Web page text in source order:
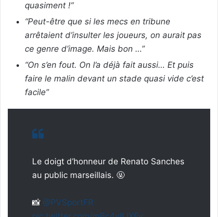
quasiment !”
“Peut-être que si les mecs en tribune
arrêtaient d’insulter les joueurs, on aurait pas
ce genre d’image. Mais bon …”
“On s’en fout. On l’a déjà fait aussi… Et puis
faire le malin devant un stade quasi vide c’est
facile”
Le doigt d’honneur de Renato Sanches
au public marseillais. 🤬
📸 @PVSportFR